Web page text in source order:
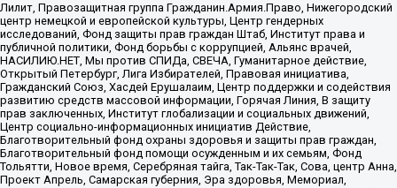
Лилит, Правозащитная группа Гражданин.Армия.Право, Нижегородский
центр немецкой и европейской культуры, Центр гендерных
исследований, Фонд защиты прав граждан Штаб, Институт права и
публичной политики, Фонд борьбы с коррупцией, Альянс врачей,
НАСИЛИЮ.НЕТ, Мы против СПИДа, СВЕЧА, Гуманитарное действие,
Открытый Петербург, Лига Избирателей, Правовая инициатива,
Гражданский Союз, Хасдей Ерушалаим, Центр поддержки и содействия
развитию средств массовой информации, Горячая Линия, В защиту
прав заключенных, Институт глобализации и социальных движений,
Центр социально-информационных инициатив Действие,
Благотворительный фонд охраны здоровья и защиты прав граждан,
Благотворительный фонд помощи осужденным и их семьям, Фонд
Тольятти, Новое время, Серебряная тайга, Так-Так-Так, Сова, центр Анна,
Проект Апрель, Самарская губерния, Эра здоровья, Мемориал,